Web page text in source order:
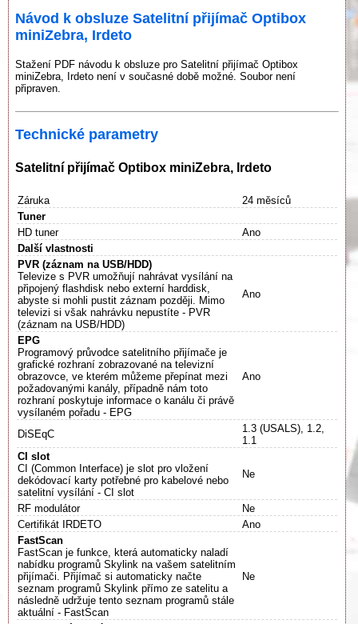
Návod k obsluze Satelitní přijímač Optibox
miniZebra, Irdeto
Stažení PDF návodu k obsluze pro Satelitní přijímač Optibox
miniZebra, Irdeto není v současné době možné. Soubor není
připraven.
Technické parametry
Satelitní přijímač Optibox miniZebra, Irdeto
Záruka
24 měsíců
Tuner
HD tuner
Ano
Další vlastnosti
PVR (záznam na USB/HDD)
Televize s PVR umožňují nahrávat vysílání na
připojený flashdisk nebo externí harddisk,
abyste si mohli pustit záznam později. Mimo
televizi si však nahrávku nepustíte - PVR
(záznam na USB/HDD)
Ano
EPG
Programový průvodce satelitního přijímače je
grafické rozhraní zobrazované na televizní
obrazovce, ve kterém můžeme přepínat mezi
požadovanými kanály, případně nám toto
rozhraní poskytuje informace o kanálu či právě
vysílaném pořadu - EPG
Ano
DiSEqC
1.3 (USALS), 1.2,
1.1
CI slot
CI (Common Interface) je slot pro vložení
dekódovací karty potřebné pro kabelové nebo
satelitní vysílání - CI slot
Ne
RF modulátor
Ne
Certifikát IRDETO
Ano
FastScan
FastScan je funkce, která automaticky naladí
nabídku programů Skylink na vašem satelitním
přijímači. Přijímač si automaticky načte
seznam programů Skylink přímo ze satelitu a
následně udržuje tento seznam programů stále
aktuální - FastScan
Ne